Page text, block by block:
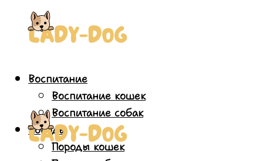
Воспитание
Воспитание кошек
Воспитание собак
Породы
Породы кошек